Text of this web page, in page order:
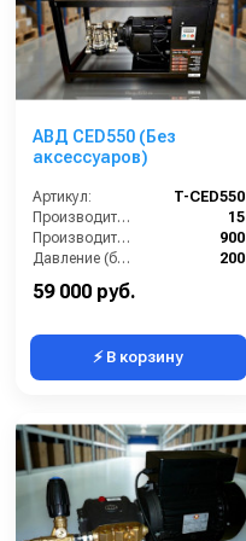
АВД CED550 (Без
аксессуаров)
Артикул:
T-CED550
Производительность (л/мин):
15
Производительность (л/ч):
900
Давление (бар):
200
59 000 руб.
⚡ В корзину